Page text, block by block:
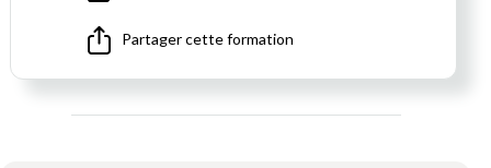
Partager cette formation